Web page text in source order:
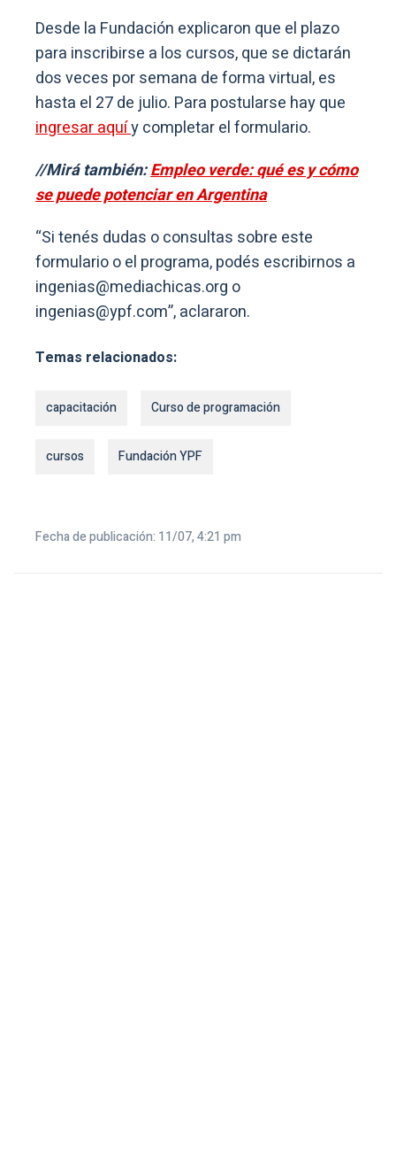
Desde la Fundación explicaron que el plazo
para inscribirse a los cursos, que se dictarán
dos veces por semana de forma virtual, es
hasta el 27 de julio. Para postularse hay que
ingresar aquíy completar el formulario.
//Mirá también:Empleo verde: qué es y cómo
se puede potenciar en Argentina
“Si tenés dudas o consultas sobre este
formulario o el programa, podés escribirnos a
ingenias@mediachicas.org o
ingenias@ypf.com”, aclararon.
Temas relacionados:
capacitación Curso de programación
cursos Fundación YPF
Fecha de publicación: 11/07, 4:21 pm